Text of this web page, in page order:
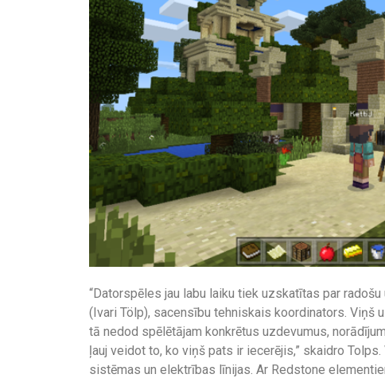
“Datorspēles jau labu laiku tiek uzskatītas par
(Ivari Tölp), sacensību tehniskais koordinators. Viņš
tā nedod spēlētājam konkrētus uzdevumus,
ļauj veidot to, ko viņš pats ir iecerējis,” skaidro
sistēmas un elektrības līnijas. Ar Redstone